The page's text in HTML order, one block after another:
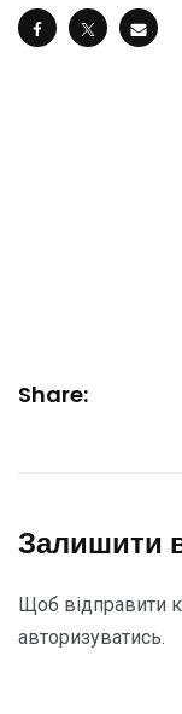
Share:
Залишити
Щоб відправити
авторизуватись.